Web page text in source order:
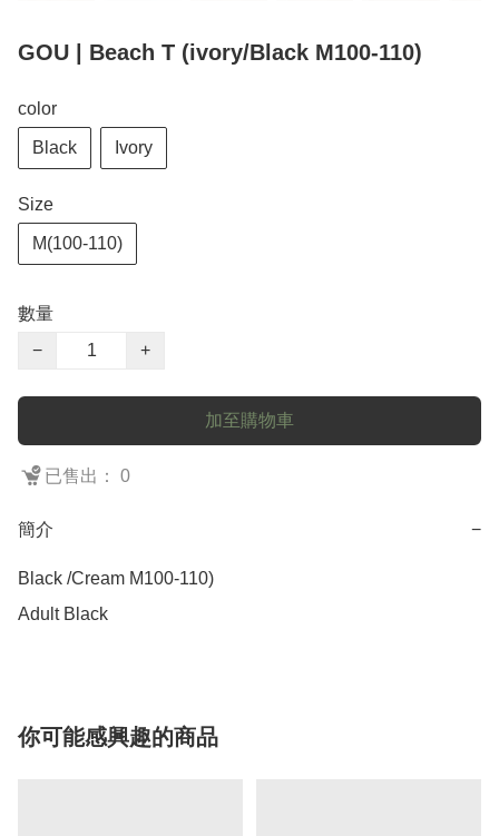
GOU | Beach T (ivory/Black M100-110)
color
Black Ivory
Size
M(100-110)
數量
−
+
加至購物車
已售出： 0
簡介 −
Black /Cream M100-110)
Adult Black
你可能感興趣的商品